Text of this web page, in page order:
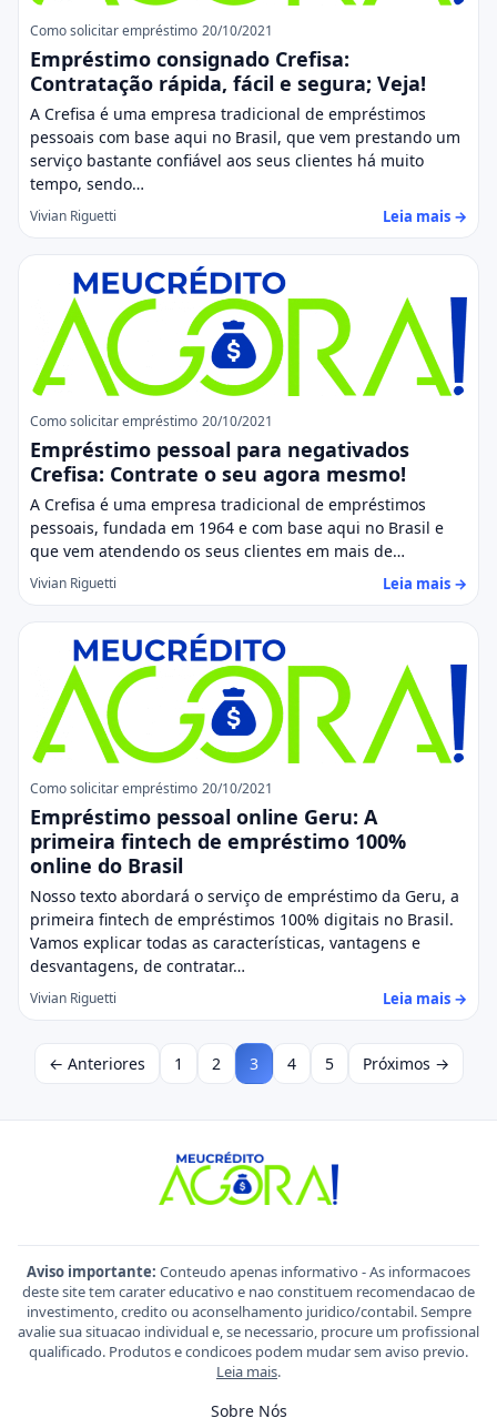
Como solicitar empréstimo 20/10/2021
Empréstimo consignado Crefisa:
Contratação rápida, fácil e segura; Veja!
A Crefisa é uma empresa tradicional de empréstimos
pessoais com base aqui no Brasil, que vem prestando um
serviço bastante confiável aos seus clientes há muito
tempo, sendo…
Vivian Riguetti Leia mais →
Como solicitar empréstimo 20/10/2021
Empréstimo pessoal para negativados
Crefisa: Contrate o seu agora mesmo!
A Crefisa é uma empresa tradicional de empréstimos
pessoais, fundada em 1964 e com base aqui no Brasil e
que vem atendendo os seus clientes em mais de…
Vivian Riguetti Leia mais →
Como solicitar empréstimo 20/10/2021
Empréstimo pessoal online Geru: A
primeira fintech de empréstimo 100%
online do Brasil
Nosso texto abordará o serviço de empréstimo da Geru, a
primeira fintech de empréstimos 100% digitais no Brasil.
Vamos explicar todas as características, vantagens e
desvantagens, de contratar…
Vivian Riguetti Leia mais →
← Anteriores 1 2 3 4 5 Próximos →
Aviso importante: Conteudo apenas informativo - As informacoes
deste site tem carater educativo e nao constituem recomendacao de
investimento, credito ou aconselhamento juridico/contabil. Sempre
avalie sua situacao individual e, se necessario, procure um profissional
qualificado. Produtos e condicoes podem mudar sem aviso previo.
Leia mais.
Sobre Nós